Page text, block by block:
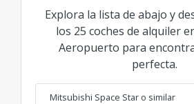
Explora la lista de abajo y
los 25 coches de alquiler
Aeropuerto para
perfecta.
Mitsubishi Space Star o similar